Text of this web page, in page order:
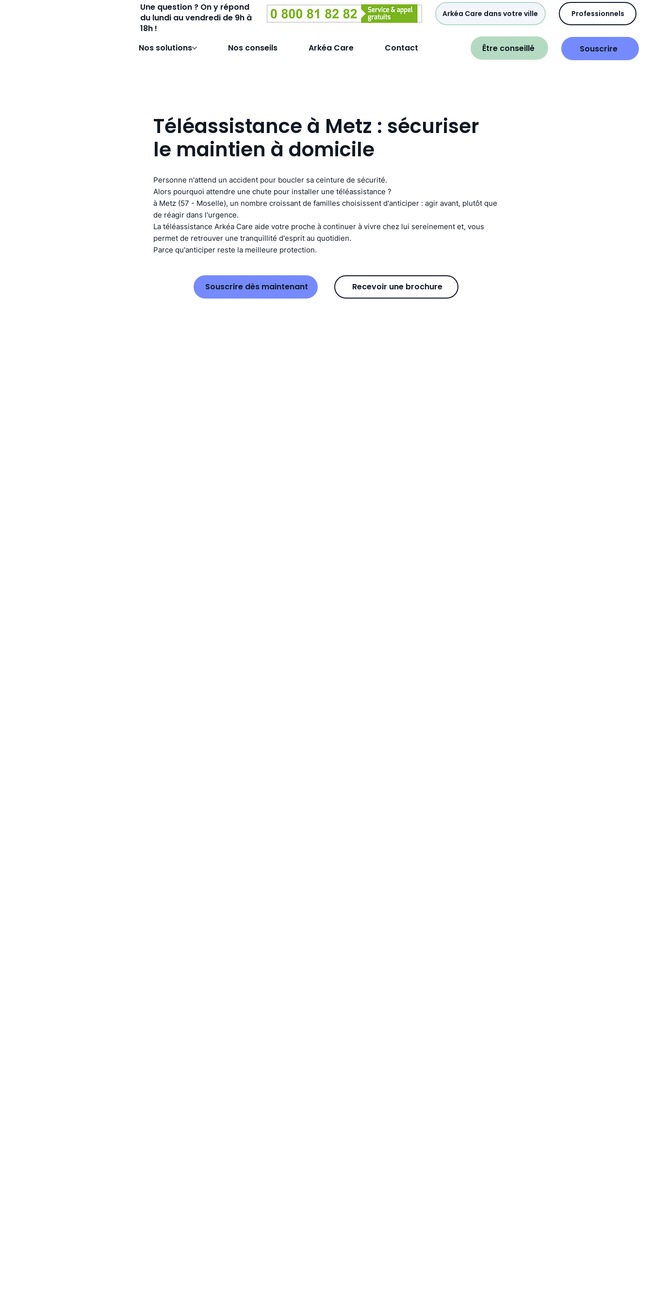
Une question ? On y répond
du lundi au vendredi de 9h à
18h !
Arkéa Care dans votre ville Professionnels
Nos solutions Nos conseils Arkéa Care Contact Être conseillé Souscrire
Téléassistance à Metz : sécuriser
le maintien à domicile
Personne n'attend un accident pour boucler sa ceinture de sécurité.
Alors pourquoi attendre une chute pour installer une téléassistance ?
à Metz (57 - Moselle), un nombre croissant de familles choisissent d'anticiper : agir avant, plutôt que
de réagir dans l'urgence.
La téléassistance Arkéa Care aide votre proche à continuer à vivre chez lui sereinement et, vous
permet de retrouver une tranquillité d'esprit au quotidien.
Parce qu'anticiper reste la meilleure protection.
Souscrire dès maintenant Recevoir une brochure